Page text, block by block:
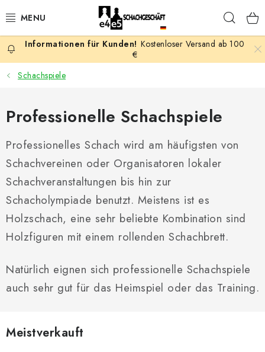
Inhalt
AKTION
SCHACHSPIELE
SCHACHFIGUREN
SCHACHBRETTER
SCHACHUHREN
SCHACHBÜCHER
SCHACH-ANTIQUITÄTENLADEN
SCHACH ONLINE
SCHACH-MERCH
SCHACH GESCHENKE
Kostenloser Versand ab 100
€
Schachspiele
Professionelle Schachspiele
Professionelles Schach wird am häufigsten von
Schachvereinen oder Organisatoren lokaler
Schachveranstaltungen bis hin zur
Schacholympiade benutzt. Meistens ist es
Holzschach, eine sehr beliebte Kombination sind
Holzfiguren mit einem rollenden Schachbrett.
Natürlich eignen sich professionelle Schachspiele
auch sehr gut für das Heimspiel oder das Training.
Meistverkauft